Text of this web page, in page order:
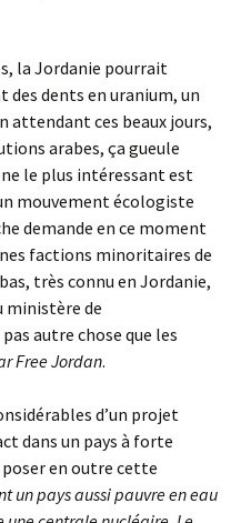
la Jordanie pourrait
des dents en uranium, un
attendant ces beaux jours,
arabes, ça gueule
le plus intéressant est
mouvement écologiste
demande en ce moment
factions minoritaires de
très connu en Jordanie,
ministère de
autre chose que les
Free Jordan.
d’un projet
dans un pays à forte
en outre cette
un pays aussi pauvre en eau